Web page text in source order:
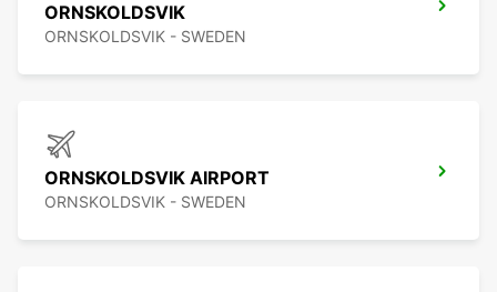
ORNSKOLDSVIK
ORNSKOLDSVIK - SWEDEN
ORNSKOLDSVIK AIRPORT
ORNSKOLDSVIK - SWEDEN